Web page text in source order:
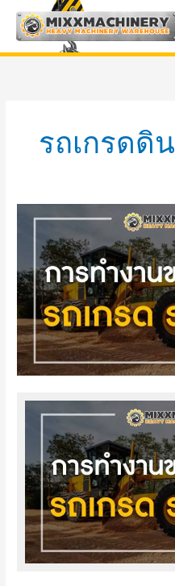
content
รถเกรดดิน
เกรด